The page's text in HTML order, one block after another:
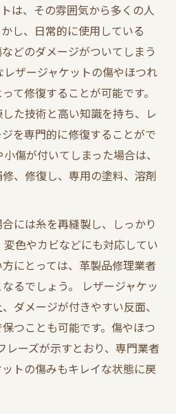
は、その雰囲気から多くの人
し、日常的に使用している
どのダメージがついてしまう
レザージャケットの傷やほつれ
て修復することが可能です。
た技術と高い知識を持ち、レ
を専門的に修復することがで
傷が付いてしまった場合は、
、修復し、専用の塗料、溶剤
には糸を再縫製し、しっかり
変色やカビなどにも対応してい
にとっては、革製品修理業者
るでしょう。 レザージャケッ
ダメージが付きやすい反面、
つことも可能です。傷やほつ
レーズが示すとおり、専門業者
トの傷みもキレイな状態に戻